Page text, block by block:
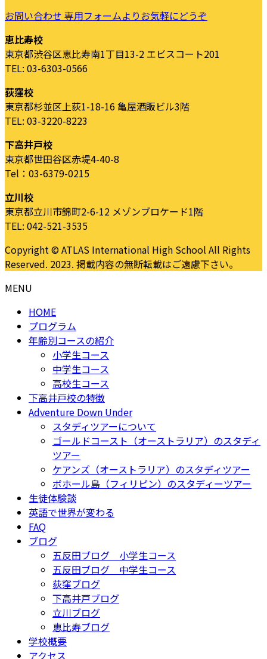
お問い合わせ 専用フォームよりお気軽にどうぞ
恵比寿校
東京都渋谷区恵比寿南1丁目13-2 エビスコート201
TEL: 03-6303-0566
荻窪校
東京都杉並区上荻1-18-16 亀屋酒販ビル3階
TEL: 03-3220-8223
下高井戸校
東京都世田谷区赤堤4-40-8
Tel：03-6379-0215
立川校
東京都立川市錦町2-6-12 メゾンブロケード1階
TEL: 042-521-3535
Copyright © ATLAS International High School All Rights
Reserved. 2023. 掲載内容の無断転載はご遠慮下さい。
MENU
HOME
プログラム
年齢別コースの紹介
小学生コース
中学生コース
高校生コース
下高井戸校の特徴
Adventure Down Under
スタディツアーについて
ゴールドコースト（オーストラリア）のスタディ
ツアー
ケアンズ（オーストラリア）のスタディツアー
ボホール島（フィリピン）のスタディーツアー
生徒体験談
英語で世界が変わる
FAQ
ブログ
五反田ブログ 小学生コース
五反田ブログ 中学生コース
荻窪ブログ
下高井戸ブログ
立川ブログ
恵比寿ブログ
学校概要
アクセス